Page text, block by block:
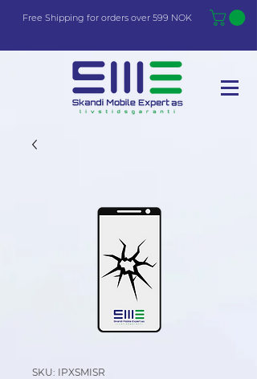
Free Shipping for orders over 599 NOK
SKU: IPXSMISR